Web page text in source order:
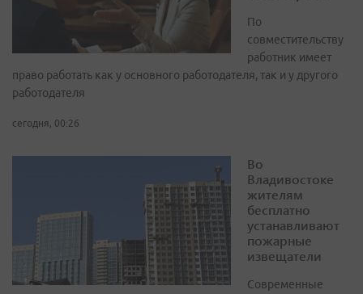
По
совместительству
работник имеет
право работать как у основного работодателя, так и у другого
работодателя
сегодня, 00:26
Во
Владивостоке
жителям
бесплатно
устанавливают
пожарные
извещатели
Современные